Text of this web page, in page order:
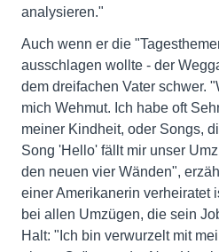
analysieren."
Auch wenn er die
ausschlagen wollte - der
dem dreifachen Vater schwer.
mich Wehmut. Ich habe oft
meiner Kindheit, oder Songs,
Song 'Hello' fällt mir unser
den neuen vier Wänden",
einer Amerikanerin verheiratet
bei allen Umzügen, die sein
Halt: "Ich bin verwurzelt mit